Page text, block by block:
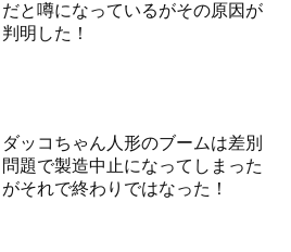
だと噂になっているがその原因が
判明した！
ダッコちゃん人形のブームは差別
問題で製造中止になってしまった
がそれで終わりではなった！